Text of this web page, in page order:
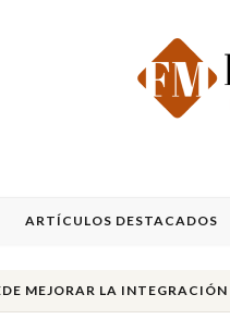
ARTÍCULOS DESTACADOS
MEJORAR LA